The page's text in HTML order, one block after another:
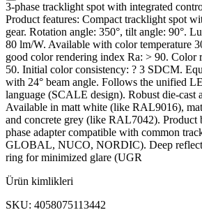
3-phase tracklight spot with integrated
Product features: Compact tracklight spot
gear. Rotation angle: 350°, tilt angle: 90°.
80 lm/W. Available with color temperature
good color rendering index Ra: > 90. Color
50. Initial color consistency: ? 3 SDCM.
with 24° beam angle. Follows the unified
language (SCALE design). Robust die-cast
Available in matt white (like RAL9016),
and concrete grey (like RAL7042). Product
phase adapter compatible with common
GLOBAL, NUCO, NORDIC). Deep
ring for minimized glare (UGR
Ürün kimlikleri
SKU: 4058075113442